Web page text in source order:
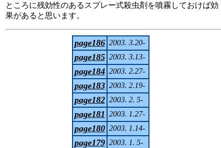
ところに残効性のあるスプレー式殺虫剤を噴霧しておけば効
果があると思います。
page186 2003. 3.20-
page185 2003. 3.13-
page184 2003. 2.27-
page183 2003. 2.19-
page182 2003. 2. 5-
page181 2003. 1.27-
page180 2003. 1.14-
page179 2003. 1. 5-